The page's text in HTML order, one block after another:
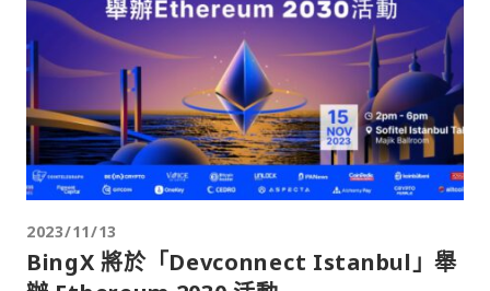
2023/11/13
BingX 將於「Devconnect Istanbul」舉